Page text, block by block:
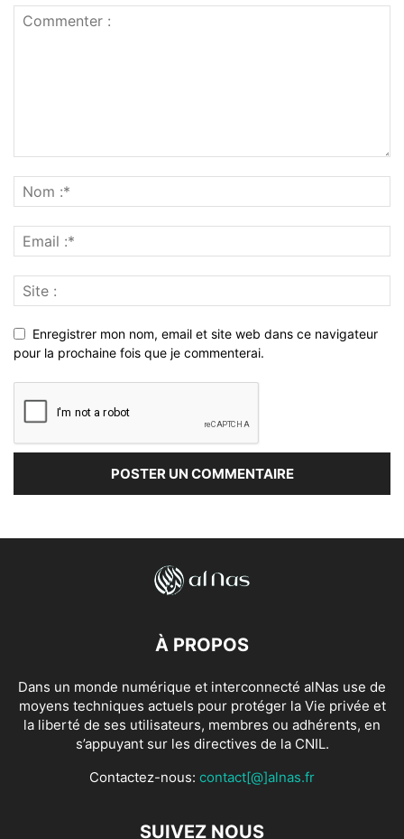
Enregistrer mon nom, email et site web dans ce navigateur
pour la prochaine fois que je commenterai.
À PROPOS
Dans un monde numérique et interconnecté alNas use de
moyens techniques actuels pour protéger la Vie privée et
la liberté de ses utilisateurs, membres ou adhérents, en
s’appuyant sur les directives de la CNIL.
Contactez-nous: contact[@]alnas.fr
SUIVEZ NOUS